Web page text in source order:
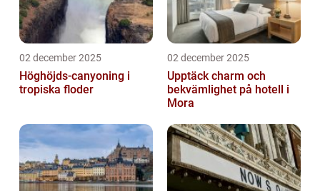
02 december 2025
Höghöjds-canyoning i
tropiska floder
02 december 2025
Upptäck charm och
bekvämlighet på hotell i
Mora